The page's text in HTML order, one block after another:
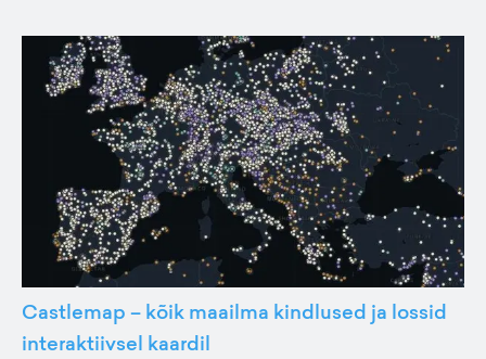
Castlemap – kõik maailma kindlused ja lossid
interaktiivsel kaardil